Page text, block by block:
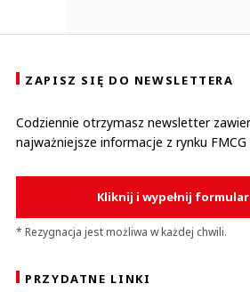
ZAPISZ SIĘ DO NEWSLETTERA
Codziennie otrzymasz newsletter
najważniejsze informacje z rynku FMCG
Kliknij i wypełnij
* Rezygnacja jest możliwa w każdej chwili.
PRZYDATNE LINKI